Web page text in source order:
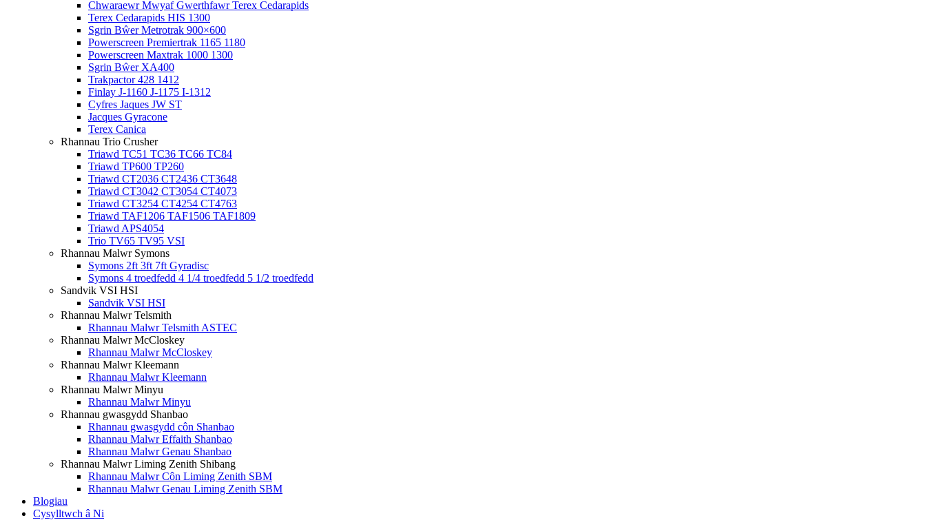
Chwaraewr Mwyaf Gwerthfawr Terex Cedarapids
Terex Cedarapids HIS 1300
Sgrin Bŵer Metrotrak 900×600
Powerscreen Premiertrak 1165 1180
Powerscreen Maxtrak 1000 1300
Sgrin Bŵer XA400
Trakpactor 428 1412
Finlay J-1160 J-1175 I-1312
Cyfres Jaques JW ST
Jacques Gyracone
Terex Canica
Rhannau Trio Crusher
Triawd TC51 TC36 TC66 TC84
Triawd TP600 TP260
Triawd CT2036 CT2436 CT3648
Triawd CT3042 CT3054 CT4073
Triawd CT3254 CT4254 CT4763
Triawd TAF1206 TAF1506 TAF1809
Triawd APS4054
Trio TV65 TV95 VSI
Rhannau Malwr Symons
Symons 2ft 3ft 7ft Gyradisc
Symons 4 troedfedd 4 1/4 troedfedd 5 1/2 troedfedd
Sandvik VSI HSI
Sandvik VSI HSI
Rhannau Malwr Telsmith
Rhannau Malwr Telsmith ASTEC
Rhannau Malwr McCloskey
Rhannau Malwr McCloskey
Rhannau Malwr Kleemann
Rhannau Malwr Kleemann
Rhannau Malwr Minyu
Rhannau Malwr Minyu
Rhannau gwasgydd Shanbao
Rhannau gwasgydd côn Shanbao
Rhannau Malwr Effaith Shanbao
Rhannau Malwr Genau Shanbao
Rhannau Malwr Liming Zenith Shibang
Rhannau Malwr Côn Liming Zenith SBM
Rhannau Malwr Genau Liming Zenith SBM
Blogiau
Cysylltwch â Ni